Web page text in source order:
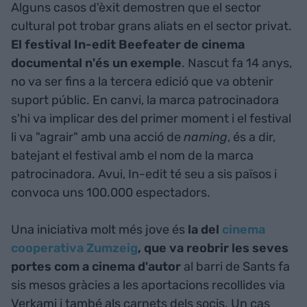
Alguns casos d'èxit demostren que el sector
cultural pot trobar grans aliats en el sector privat.
El festival In-edit Beefeater de cinema
documental n'és un exemple. Nascut fa 14 anys,
no va ser fins a la tercera edició que va obtenir
suport públic. En canvi, la marca patrocinadora
s'hi va implicar des del primer moment i el festival
li va "agrair" amb una acció de naming, és a dir,
batejant el festival amb el nom de la marca
patrocinadora. Avui, In-edit té seu a sis països i
convoca uns 100.000 espectadors.
Una iniciativa molt més jove és la del cinema
cooperativa Zumzeig, que va reobrir les seves
portes com a cinema d'autor al barri de Sants fa
sis mesos gràcies a les aportacions recollides via
Verkami i també als carnets dels socis. Un cas